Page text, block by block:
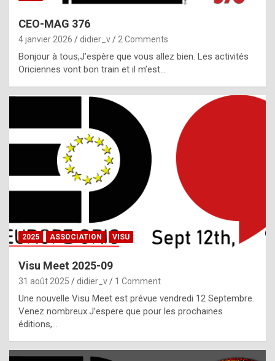
p
e
c
i
l
,
g
h
t
f
CEO-MAG 376
4 janvier 2026 didier_v 2 Comments
Bonjour à tous,J’espère que vous allez bien. Les activités
Oriciennes vont bon train et il m’est…
2025 ASSOCIATION VISU
Visu Meet 2025-09
31 août 2025 didier_v 1 Comment
Une nouvelle Visu Meet est prévue vendredi 12 Septembre.
Venez nombreux.J’espere que pour les prochaines
éditions,…